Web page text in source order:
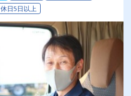
休日5日以上